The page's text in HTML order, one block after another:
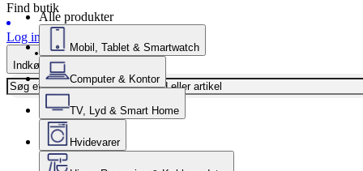
Find butik
Log ind
Indkøbskurv
Alle produkter
Mobil, Tablet & Smartwatch
Computer & Kontor
TV, Lyd & Smart Home
Hvidevarer